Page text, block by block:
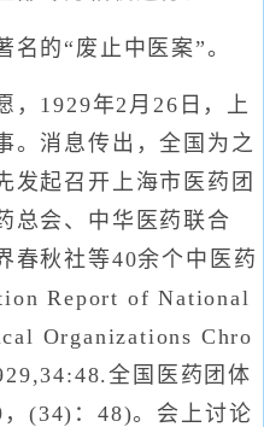
的“废止中医案”。
1929年2月26日，上
。消息传出，全国为之
发起召开上海市医药团
总会、中华医药联合
春秋社等40余个中医药
Report of National
Organizations Chro
全国医药团体
(34)：48)。会上讨论